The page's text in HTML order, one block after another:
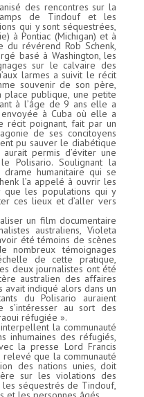
des rencontres sur la
de Tindouf et les
qui y sont séquestrées,
à Pontiac (Michigan) et à
du révérend Rob Schenk,
basé à Washington, les
sur le calvaire des
larmes a suivit le récit
souvenir de son père,
place publique, une petite
à l’âge de 9 ans elle a
à Cuba où elle a
récit poignant, fait par un
de ses concitoyens
pu sauver le diabétique
permis d’éviter une
Polisario. Soulignant la
humanitaire qui se
l’a appelé à ouvrir les
les populations qui y
ces lieux et d’aller vers
un film documentaire
australiens, Violeta
été témoins de scènes
nombreux témoignages
de cette pratique,
deux journalistes ont été
australien des affaires
avait indiqué alors dans un
du Polisario auraient
s’intéresser au sort des
réfugiée ».
la communauté
inhumaines des réfugiés,
la presse Lord Francis
relevé que la communauté
des nations unies, doit
sur les violations des
séquestrés de Tindouf,